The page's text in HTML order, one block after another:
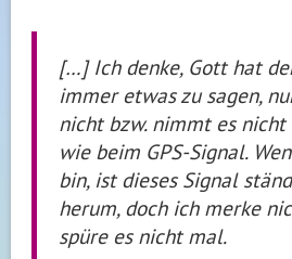
[…] Ich denke, Gott hat
immer etwas zu sagen,
nicht bzw. nimmt es
wie beim GPS-Signal.
bin, ist dieses Signal
herum, doch ich merke
spüre es nicht mal.